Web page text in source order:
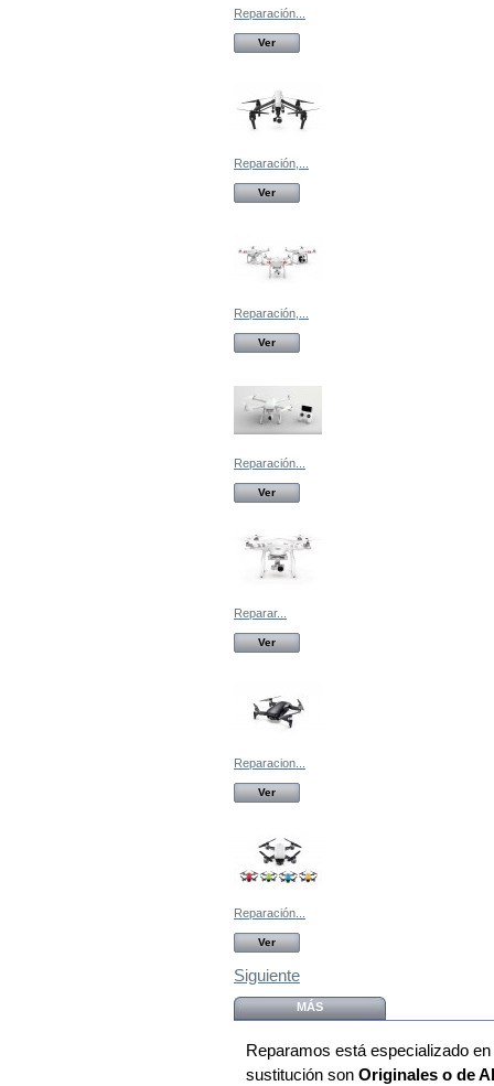
Reparación...
Ver
Reparación,...
Ver
Reparación,...
Ver
Reparación...
Ver
Reparar...
Ver
Reparacion...
Ver
Reparación...
Ver
Siguiente
MÁS
Reparamos está especializado
sustitución son Originales o de